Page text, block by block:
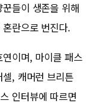
들이 생존을 위해
란으로 번진다.
이며, 마이클 패스
, 캐머런 브리튼
인터뷰에 따르면